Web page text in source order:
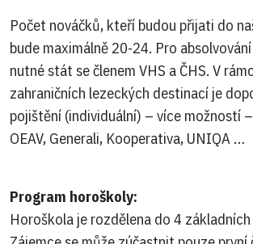
Počet nováčků, kteří budou přijati do
bude maximálně 20-24. Pro
nutné stát se členem VHS a ČHS. V
zahraničních lezeckých destinací je
pojištění (individuální) – více možností
OEAV, Generali, Kooperativa, UNIQA …
Program horoškoly:
Horoškola je rozdělena do 4